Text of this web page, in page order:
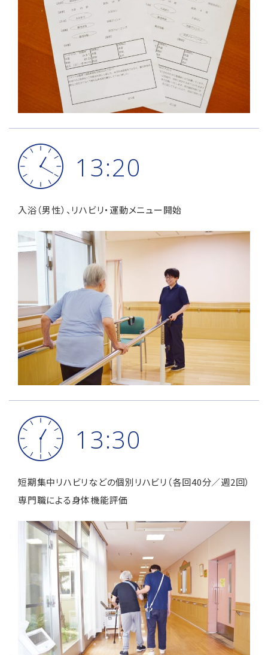
13:20
入浴（男性）、リハビリ・運動メニュー開始
13:30
短期集中リハビリなどの個別リハビリ（各回40分／週2回）
専門職による身体機能評価